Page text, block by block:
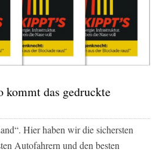
kommt das gedruckte
Hier haben wir die sichersten
Autofahrern und den besten